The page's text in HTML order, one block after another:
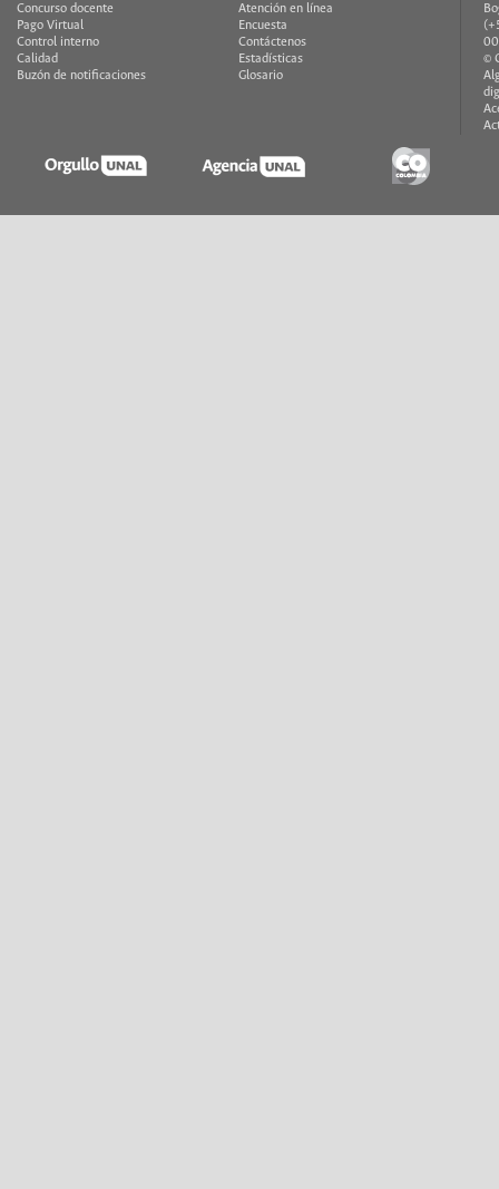
Concurso docente
Pago Virtual
Control interno
Calidad
Buzón de notificaciones
Atención en línea
Encuesta
Contáctenos
Estadísticas
Glosario
©